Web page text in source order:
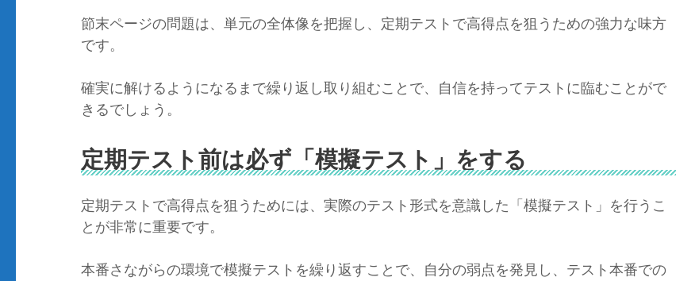
節末ページの問題は、単元の全体像を把握し、定期テストで高得点を狙うための強力な味方
です。
確実に解けるようになるまで繰り返し取り組むことで、自信を持ってテストに臨むことがで
きるでしょう。
定期テスト前は必ず「模擬テスト」をする
定期テストで高得点を狙うためには、実際のテスト形式を意識した「模擬テスト」を行うこ
とが非常に重要です。
本番さながらの環境で模擬テストを繰り返すことで、自分の弱点を発見し、テスト本番での